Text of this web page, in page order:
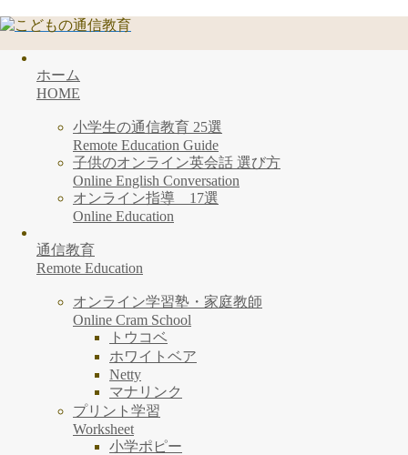
ホーム
HOME
小学生の通信教育 25選
Remote Education Guide
子供のオンライン英会話 選び方
Online English Conversation
オンライン指導 17選
Online Education
通信教育
Remote Education
オンライン学習塾・家庭教師
Online Cram School
トウコベ
ホワイトベア
Netty
マナリンク
プリント学習
Worksheet
小学ポピー